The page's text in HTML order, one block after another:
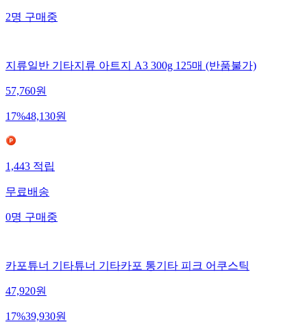
2명 구매중
지류일반 기타지류 아트지 A3 300g 125매 (반품불가)
57,760원
17%48,130원
1,443 적립
무료배송
0명 구매중
카포튜너 기타튜너 기타카포 통기타 피크 어쿠스틱
47,920원
17%39,930원